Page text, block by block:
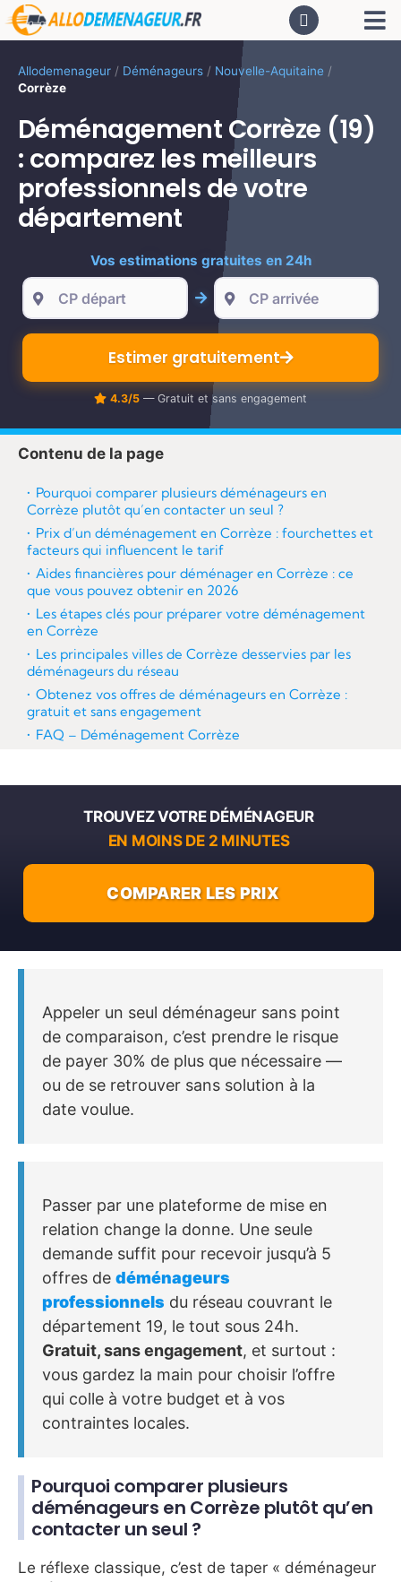
Passer
au
Allodemenageur / Déménageurs / Nouvelle-Aquitaine /
Corrèze
Déménagement Corrèze (19)
: comparez les meilleurs
professionnels de votre
département
Vos estimations gratuites en 24h
Estimer gratuitement
4.3/5 — Gratuit et sans engagement
Appeler un seul déménageur sans point
de comparaison, c’est prendre le risque
de payer 30% de plus que nécessaire —
ou de se retrouver sans solution à la
date voulue.
Passer par une plateforme de mise en
relation change la donne. Une seule
demande suffit pour recevoir jusqu’à 5
offres de déménageurs
professionnels du réseau couvrant le
département 19, le tout sous 24h.
Gratuit, sans engagement, et surtout :
vous gardez la main pour choisir l’offre
qui colle à votre budget et à vos
contraintes locales.
Pourquoi comparer plusieurs
déménageurs en Corrèze plutôt qu’en
contacter un seul ?
Le réflexe classique, c’est de taper « déménageur
Contenu de la page
Pourquoi comparer plusieurs déménageurs en
Corrèze plutôt qu’en contacter un seul ?
Prix d’un déménagement en Corrèze : fourchettes et
facteurs qui influencent le tarif
Aides financières pour déménager en Corrèze : ce
que vous pouvez obtenir en 2026
Les étapes clés pour préparer votre déménagement
en Corrèze
Les principales villes de Corrèze desservies par les
déménageurs du réseau
Obtenez vos offres de déménageurs en Corrèze :
gratuit et sans engagement
FAQ – Déménagement Corrèze
TROUVEZ VOTRE DÉMÉNAGEUR
EN MOINS DE 2 MINUTES
COMPARER LES PRIX